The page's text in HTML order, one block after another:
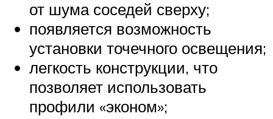
от шума соседей сверху;
появляется возможность
установки точечного освещения;
легкость конструкции, что
позволяет использовать
профили «эконом»;